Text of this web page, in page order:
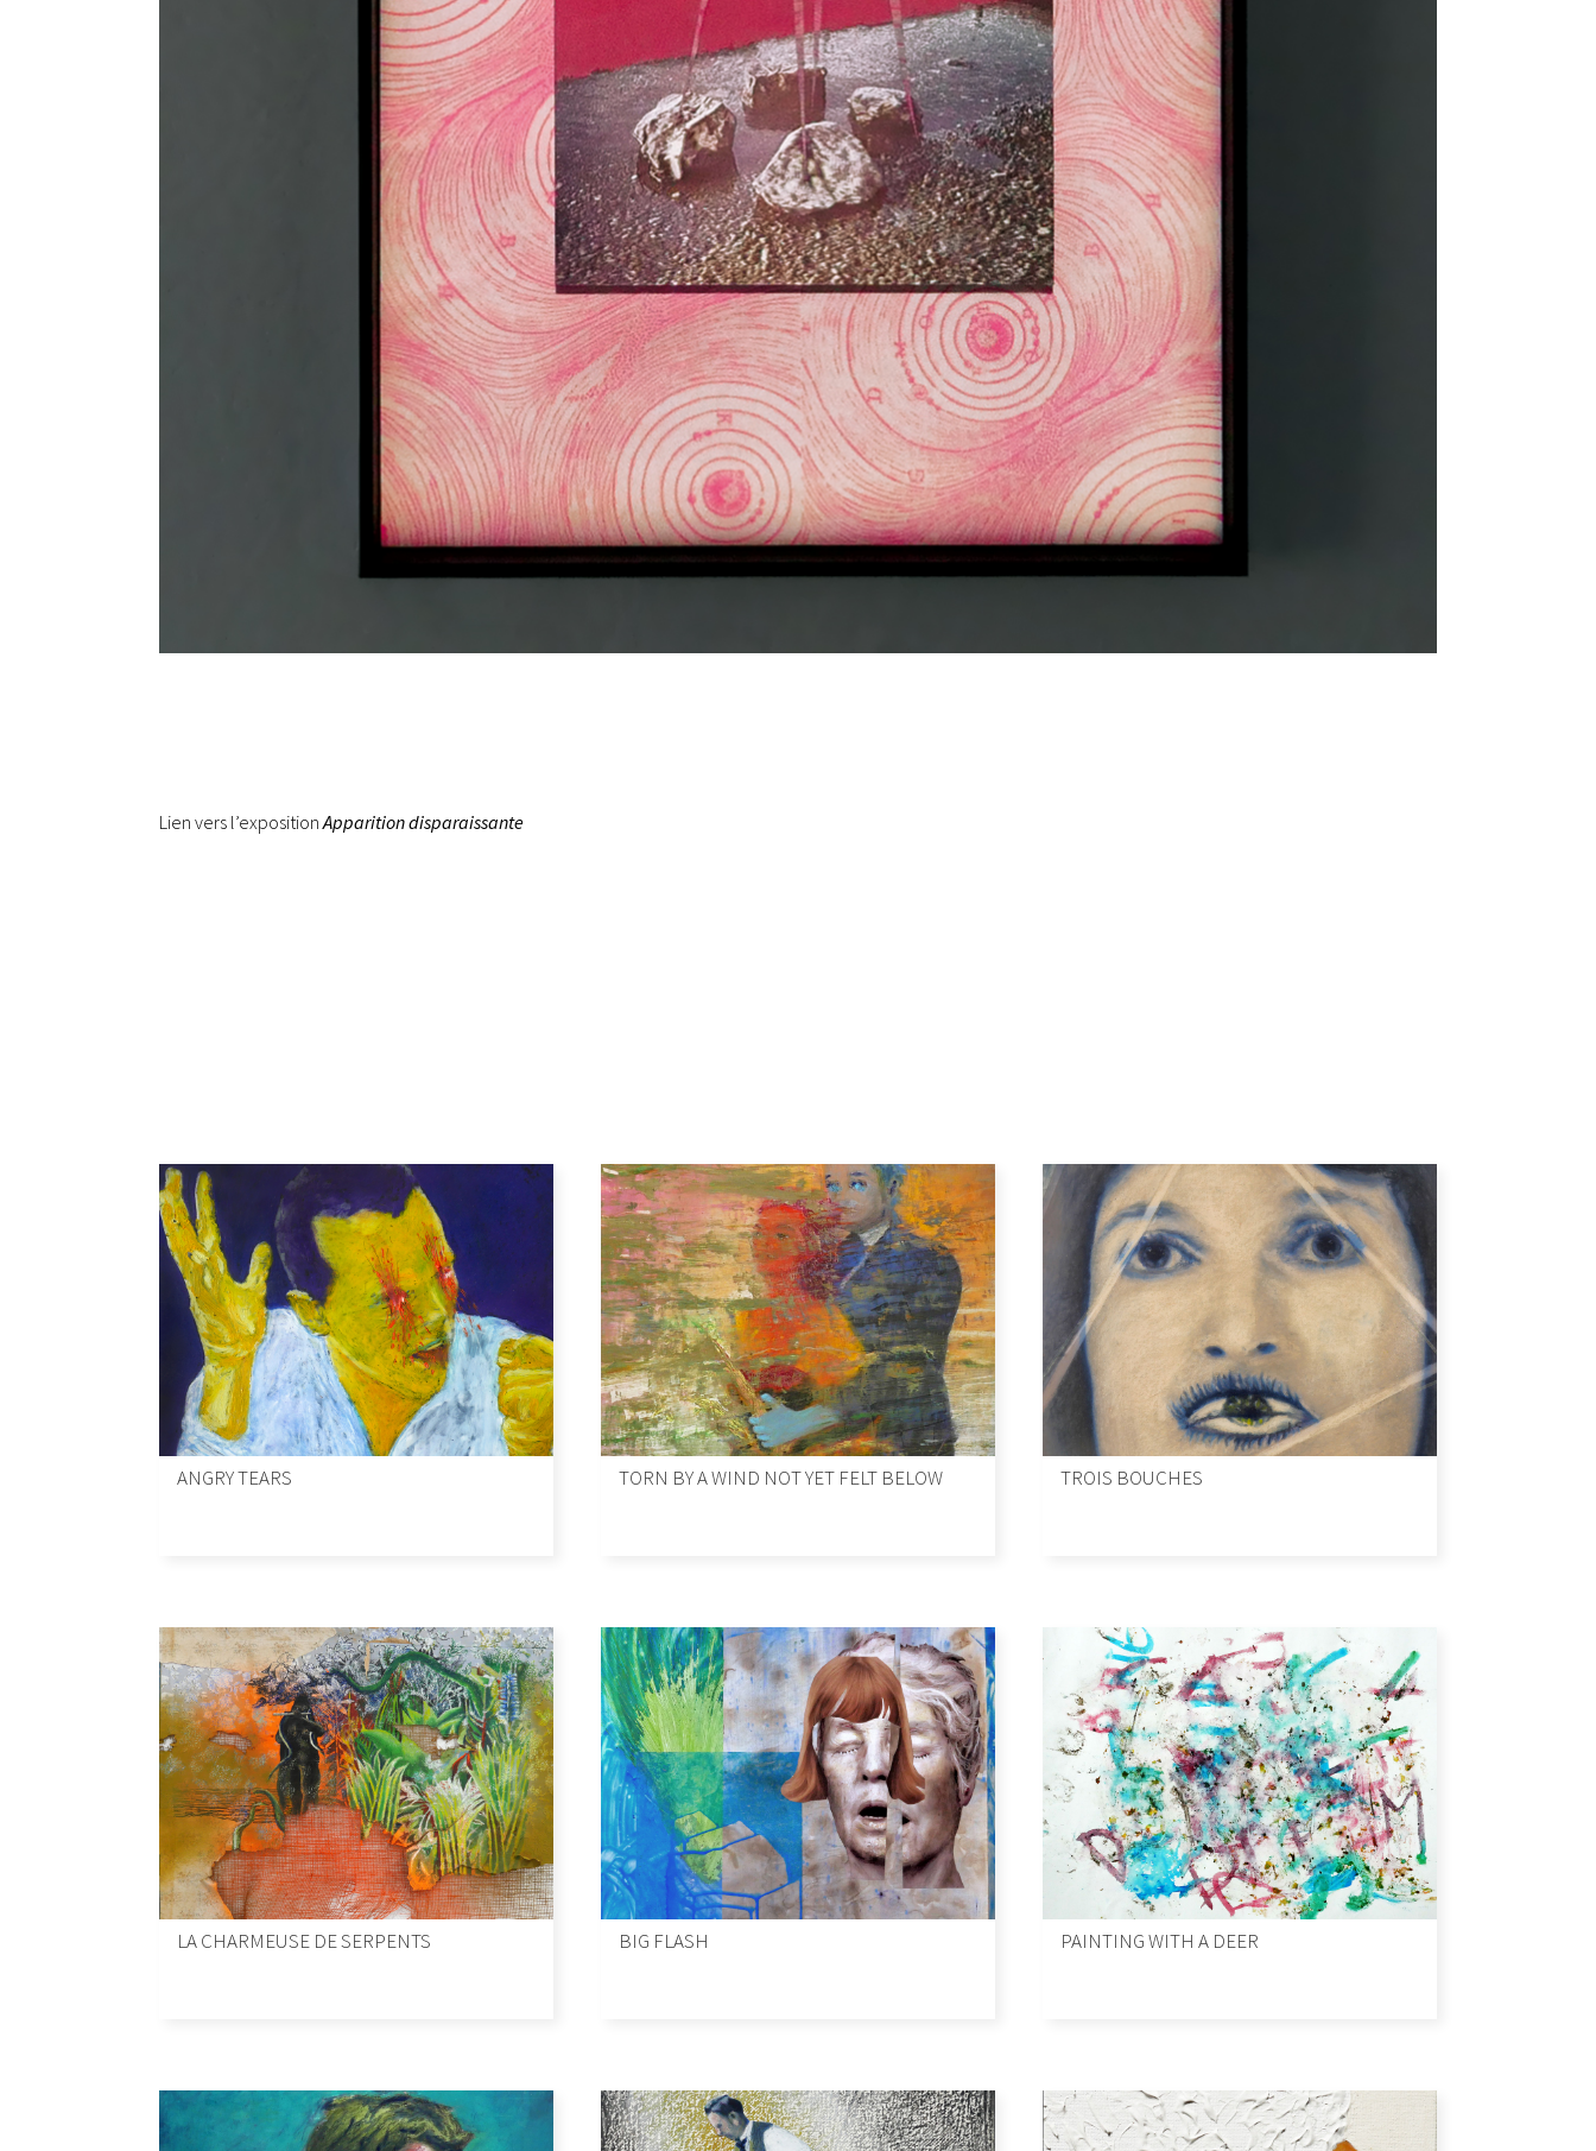
Lien vers l’expositionApparition disparaissante
ANGRY TEARS TORN BY A WIND NOT YET FELT BELOW TROIS BOUCHES
LA CHARMEUSE DE SERPENTS BIG FLASH PAINTING WITH A DEER